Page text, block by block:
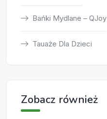
Bańki Mydlane – QJoy
Tauaże Dla Dzieci
Zobacz również